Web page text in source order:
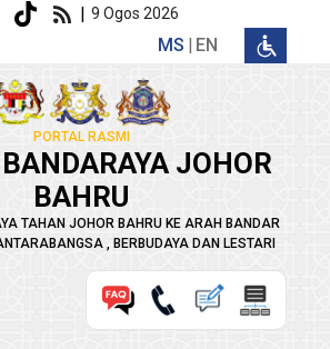
utama | 9 Ogos 2026
MS EN
PORTAL RASMI
JOHOR
BAHRU
TAHAN JOHOR BAHRU KE ARAH BANDAR
, BERBUDAYA DAN LESTARI